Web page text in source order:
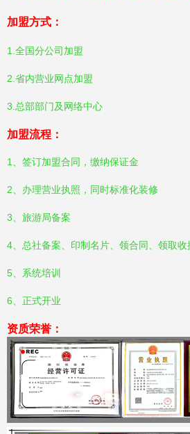
加盟方式：
1.全国分公司加盟
2.省内营业网点加盟
3.总部部门及网络中心
加盟流程：
1、签订加盟合同，缴纳保证金
2、办理营业执照，同时标准化装修
3、旅游局备案
4、总社备案、印制名片、领合同、领取
5、系统培训
6、正式开业
资质荣誉：